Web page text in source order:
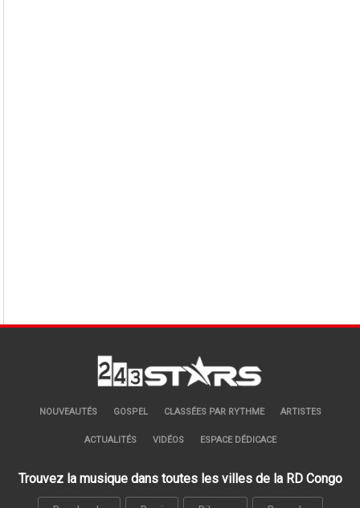
NOUVEAUTÉS GOSPEL CLASSÉES PAR RYTHME ARTISTES
ACTUALITÉS VIDÉOS ESPACE DÉDICACE
Trouvez la musique dans toutes les villes de la RD Congo